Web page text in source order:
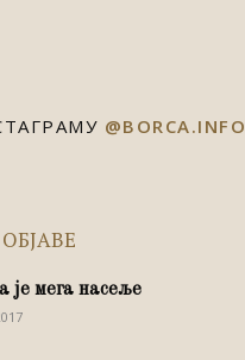
@BORCA.INFO
је мега насеље